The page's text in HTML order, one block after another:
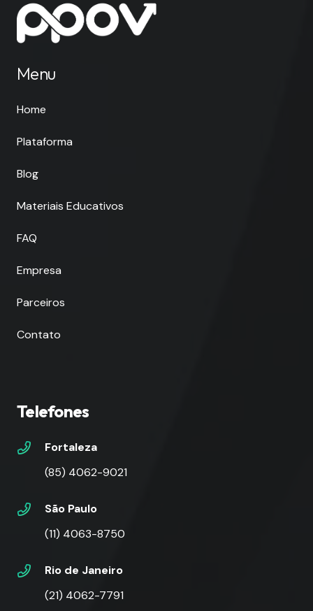
Menu
Home
Plataforma
Blog
Materiais Educativos
FAQ
Empresa
Parceiros
Contato
Telefones
Fortaleza
(85) 4062-9021
São Paulo
(11) 4063-8750
Rio de Janeiro
(21) 4062-7791